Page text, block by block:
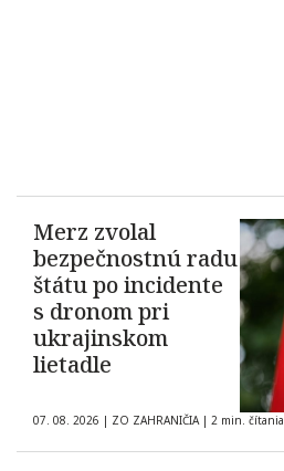
Merz zvolal
bezpečnostnú radu
štátu po incidente
s dronom pri
ukrajinskom
lietadle
07. 08. 2026 | ZO ZAHRANIČIA | 2 min. čítania